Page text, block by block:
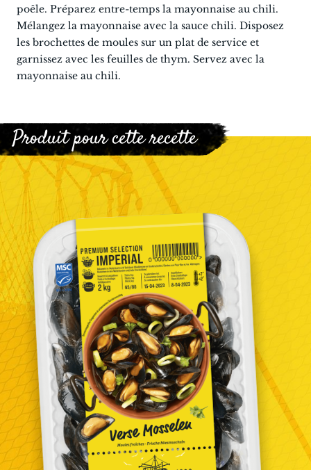
poêle. Préparez entre-temps la mayonnaise au chili.
Mélangez la mayonnaise avec la sauce chili. Disposez
les brochettes de moules sur un plat de service et
garnissez avec les feuilles de thym. Servez avec la
mayonnaise au chili.
Produit pour cette recette